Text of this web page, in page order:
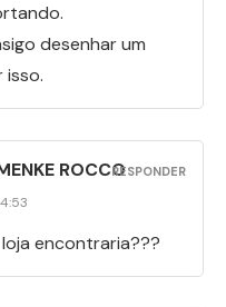
desenhar um
isso.
ROCCO
encontraria???
RESPONDER